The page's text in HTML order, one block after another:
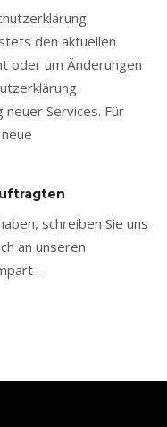
den aktuellen
oder um Änderungen
neuer Services. Für
schreiben Sie uns
an unseren
-